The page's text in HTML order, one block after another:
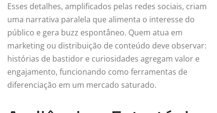
Esses detalhes, amplificados pelas redes sociais, criam
uma narrativa paralela que alimenta o interesse do
público e gera buzz espontâneo. Quem atua em
marketing ou distribuição de conteúdo deve observar:
histórias de bastidor e curiosidades agregam valor e
engajamento, funcionando como ferramentas de
diferenciação em um mercado saturado.